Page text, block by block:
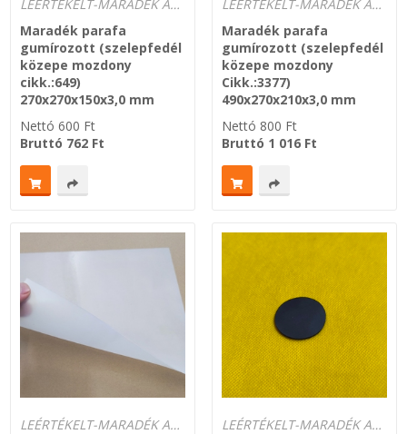
LEÉRTÉKELT-MARADÉK ANYAGOK
Maradék parafa
gumírozott (szelepfedél
közepe mozdony
cikk.:649)
270x270x150x3,0 mm
Nettó600 Ft
Bruttó 762 Ft
LEÉRTÉKELT-MARADÉK ANYAGOK
Maradék parafa
gumírozott (szelepfedél
közepe mozdony
Cikk.:3377)
490x270x210x3,0 mm
Nettó 800 Ft
Bruttó 1 016Ft
LEÉRTÉKELT-MARADÉK ANYAGOK
LEÉRTÉKELT-MARADÉK ANYAGOK